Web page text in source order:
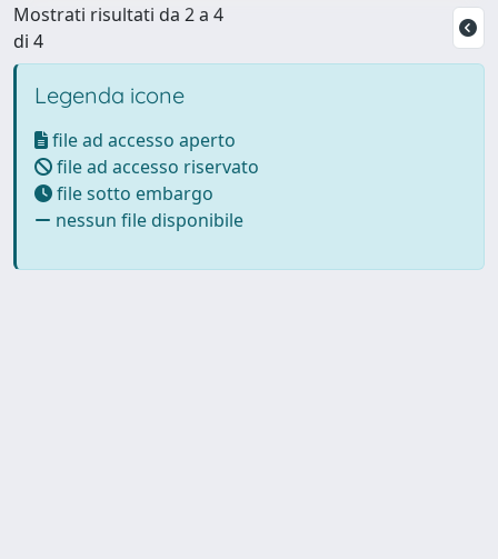
Mostrati risultati da 2 a 4
di 4
Legenda icone
file ad accesso aperto
file ad accesso riservato
file sotto embargo
nessun file disponibile